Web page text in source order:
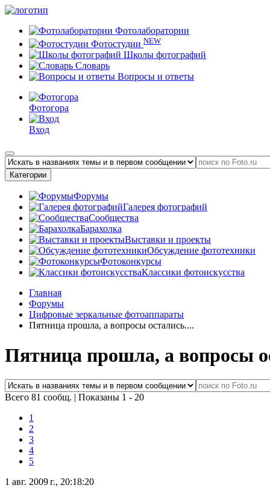
Фотолаборатории
Фотостудии NEW
Школы фотографий
Словарь
Вопросы и ответы
Фотогора
Вход
Категории
Форумы
Галерея фотографий
Сообщества
Барахолка
Выставки и проекты
Обсуждение фототехники
Фотоконкурсы
Классики фотоискусства
Главная
Форумы
Цифровые зеркальные фотоаппараты
Пятница прошла, а вопросы остались....
Пятница прошла, а вопросы
Всего 81 сообщ. | Показаны 1 - 20
1
2
3
4
5
1 авг. 2009 г., 20:18:20